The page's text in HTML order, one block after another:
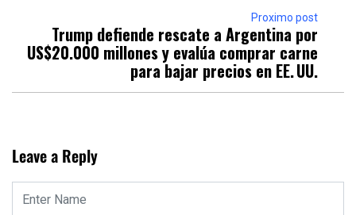
Proximo post
Trump defiende rescate a Argentina por
US$20.000 millones y evalúa comprar carne
para bajar precios en EE. UU.
Leave a Reply